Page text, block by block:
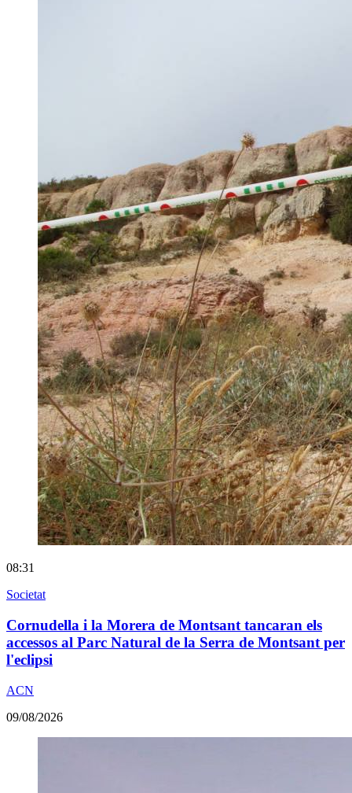
08:31
Societat
Cornudella i la Morera de Montsant tancaran els
accessos al Parc Natural de la Serra de Montsant per
l'eclipsi
ACN
09/08/2026